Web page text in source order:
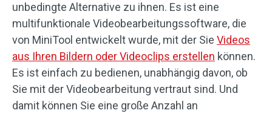
unbedingte Alternative zu ihnen. Es ist eine
multifunktionale Videobearbeitungssoftware, die
von MiniTool entwickelt wurde, mit der Sie Videos
aus Ihren Bildern oder Videoclips erstellen können.
Es ist einfach zu bedienen, unabhängig davon, ob
Sie mit der Videobearbeitung vertraut sind. Und
damit können Sie eine große Anzahl an